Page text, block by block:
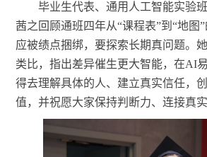
毕业生代表、通用人工智能实验班
茜之回顾通班四年从“课程表”到“地图
应被绩点捆绑，要探索长期真问题。
类比，指出差异催生更大智能，在AI
得去理解具体的人、建立真实信任，
值，并祝愿大家保持判断力、连接真实